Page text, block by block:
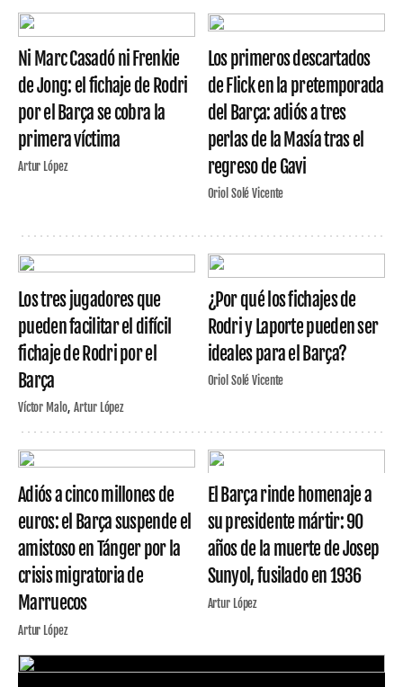
Ni Marc Casadó ni Frenkie
de Jong: el fichaje de Rodri
por el Barça se cobra la
primera víctima
Artur López
Los primeros descartados
de Flick en la pretemporada
del Barça: adiós a tres
perlas de la Masía tras el
regreso de Gavi
Oriol Solé Vicente
Los tres jugadores que
pueden facilitar el difícil
fichaje de Rodri por el
Barça
Víctor Malo Artur López
¿Por qué los fichajes de
Rodri y Laporte pueden ser
ideales para el Barça?
Oriol Solé Vicente
Adiós a cinco millones de
euros: el Barça suspende el
amistoso en Tánger por la
crisis migratoria de
Marruecos
Artur López
El Barça rinde homenaje a
su presidente mártir: 90
años de la muerte de Josep
Sunyol, fusilado en 1936
Artur López